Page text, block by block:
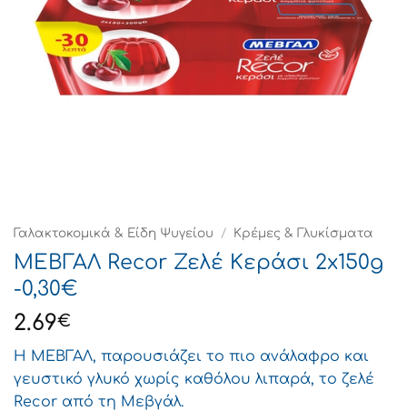
Γαλακτοκομικά & Είδη Ψυγείου / Κρέμες & Γλυκίσματα
ΜΕΒΓΑΛ Recor Ζελέ Kεράσι 2x150g
-0,30€
2.69€
Η ΜΕΒΓΑΛ, παρουσιάζει το πιο ανάλαφρο και
γευστικό γλυκό χωρίς καθόλου λιπαρά, το ζελέ
Recor από τη Μεβγάλ.